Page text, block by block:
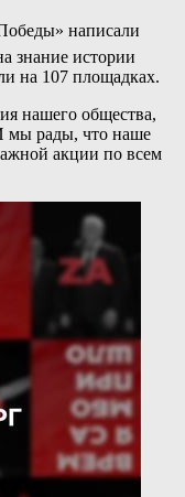
написали
знание истории
на 107 площадках.
нашего общества,
мы рады, что наше
акции по всем